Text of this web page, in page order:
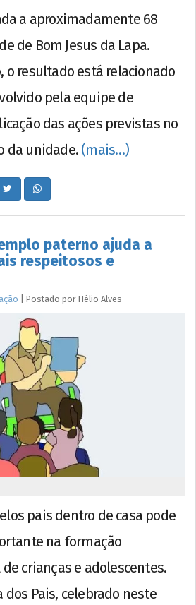
a aproximadamente 68
de Bom Jesus da Lapa.
o resultado está relacionado
pela equipe de
das ações previstas no
da unidade. (mais…)
paterno ajuda a
respeitosos e
Postado por Hélio Alves
pais dentro de casa pode
na formação
crianças e adolescentes.
dos Pais, celebrado neste